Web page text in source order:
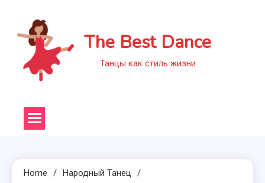
content
The Best Dance
Танцы как стиль жизни
Home
Народный Танец